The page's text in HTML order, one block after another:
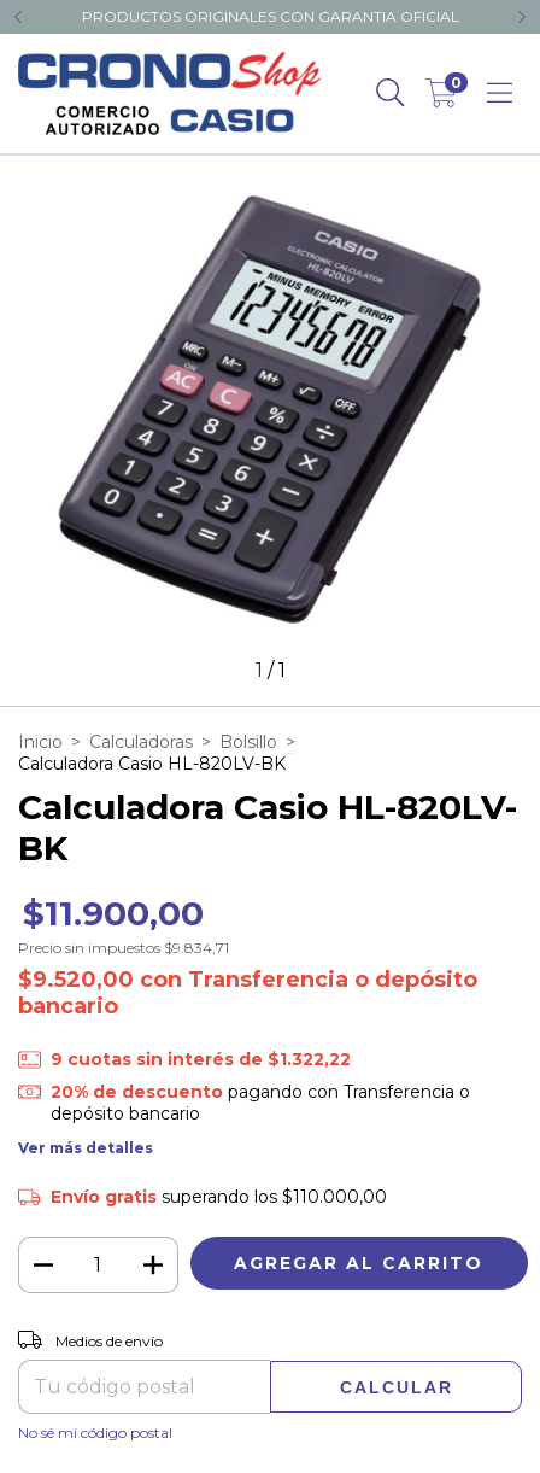
PRODUCTOS ORIGINALES CON GARANTIA OFICIAL
0
1 /1
Inicio > Calculadoras > Bolsillo >
Calculadora Casio HL-820LV-BK
Calculadora Casio HL-820LV-
BK
$11.900,00
Precio sin impuestos $9.834,71
$9.520,00 con Transferencia o depósito
bancario
9 cuotas sin interés de $1.322,22
20% de descuentopagando con Transferencia o
depósito bancario
Ver más detalles
Envío gratis superando los $110.000,00
Entregas para el CP:
Medios de envío
CALCULAR
No sé mi código postal